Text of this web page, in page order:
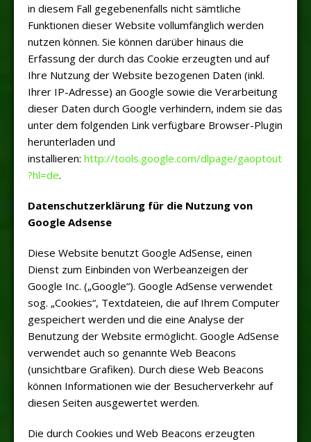
in diesem Fall gegebenenfalls nicht sämtliche
Funktionen dieser Website vollumfänglich werden
nutzen können. Sie können darüber hinaus die
Erfassung der durch das Cookie erzeugten und auf
Ihre Nutzung der Website bezogenen Daten (inkl.
Ihrer IP-Adresse) an Google sowie die Verarbeitung
dieser Daten durch Google verhindern, indem sie das
unter dem folgenden Link verfügbare Browser-Plugin
herunterladen und
installieren: http://tools.google.com/dlpage/gaoptout
?hl=de.
Datenschutzerklärung für die Nutzung von
Google Adsense
Diese Website benutzt Google AdSense, einen
Dienst zum Einbinden von Werbeanzeigen der
Google Inc. („Google“). Google AdSense verwendet
sog. „Cookies“, Textdateien, die auf Ihrem Computer
gespeichert werden und die eine Analyse der
Benutzung der Website ermöglicht. Google AdSense
verwendet auch so genannte Web Beacons
(unsichtbare Grafiken). Durch diese Web Beacons
können Informationen wie der Besucherverkehr auf
diesen Seiten ausgewertet werden.
Die durch Cookies und Web Beacons erzeugten